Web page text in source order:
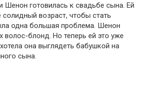
готовилась к свадьбе сына. Ей
солидный возраст, чтобы стать
одна большая проблема. Шенон
волос-блонд. Но теперь ей это уже
она выглядеть бабушкой на
сына.